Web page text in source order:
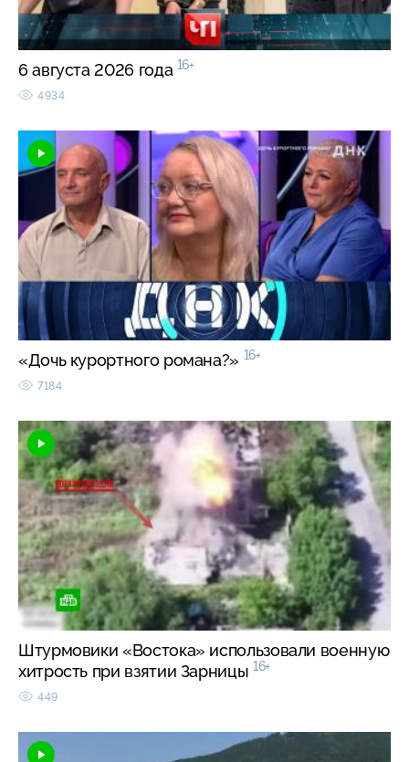
6 августа 2026 года 16+
4934
«Дочь курортного романа?» 16+
7184
Штурмовики «Востока» использовали военную
хитрость при взятии Зарницы 16+
449